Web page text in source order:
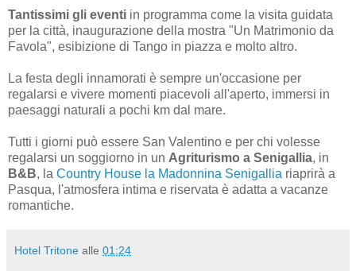
Tantissimi gli eventi in programma come la visita guidata
per la città, inaugurazione della mostra "Un Matrimonio da
Favola", esibizione di Tango in piazza e molto altro.
La festa degli innamorati è sempre un'occasione per
regalarsi e vivere momenti piacevoli all'aperto, immersi in
paesaggi naturali a pochi km dal mare.
Tutti i giorni può essere San Valentino e per chi volesse
regalarsi un soggiorno in un Agriturismo a Senigallia, in
B&B, la Country House la Madonnina Senigallia riaprirà a
Pasqua, l'atmosfera intima e riservata è adatta a vacanze
romantiche.
Hotel Tritone alle 01:24